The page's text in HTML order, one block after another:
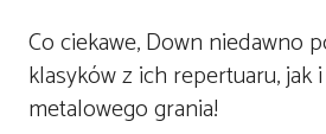
Co ciekawe, Down niedawno
klasyków z ich repertuaru,
metalowego grania!